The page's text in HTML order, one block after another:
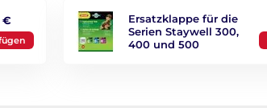
€
Ersatzklappe für die
Serien Staywell 300,
400 und 500